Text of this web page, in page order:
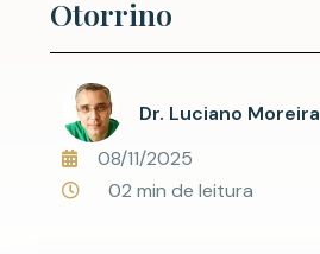
Otorrino
Dr. Luciano Moreira
08/11/2025
02 min de leitura